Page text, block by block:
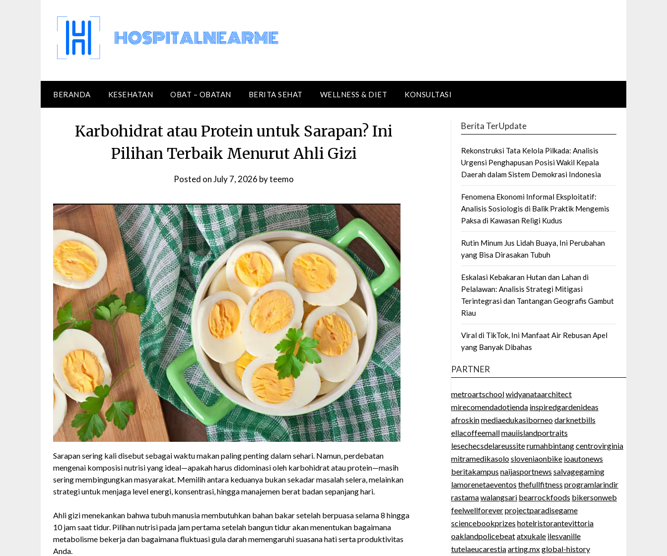
BERANDA KESEHATAN OBAT – OBATAN BERITA SEHAT WELLNESS & DIET KONSULTASI
Karbohidrat atau Protein untuk Sarapan? Ini
Pilihan Terbaik Menurut Ahli Gizi
Posted onJuly 7, 2026 byteemo
Sarapan sering kali disebut sebagai waktu makan paling penting dalam sehari. Namun, perdebatan
mengenai komposisi nutrisi yang ideal—apakah harus didominasi oleh karbohidrat atau protein—masih
sering membingungkan masyarakat. Memilih antara keduanya bukan sekadar masalah selera, melainkan
strategi untuk menjaga level energi, konsentrasi, hingga manajemen berat badan sepanjang hari.
Ahli gizi menekankan bahwa tubuh manusia membutuhkan bahan bakar setelah berpuasa selama 8 hingga
10 jam saat tidur. Pilihan nutrisi pada jam pertama setelah bangun tidur akan menentukan bagaimana
metabolisme bekerja dan bagaimana fluktuasi gula darah memengaruhi suasana hati serta produktivitas
Anda.
Berita TerUpdate
Rekonstruksi Tata Kelola Pilkada: Analisis
Urgensi Penghapusan Posisi Wakil Kepala
Daerah dalam Sistem Demokrasi Indonesia
Fenomena Ekonomi Informal Eksploitatif:
Analisis Sosiologis di Balik Praktik Mengemis
Paksa di Kawasan Religi Kudus
Rutin Minum Jus Lidah Buaya, Ini Perubahan
yang Bisa Dirasakan Tubuh
Eskalasi Kebakaran Hutan dan Lahan di
Pelalawan: Analisis Strategi Mitigasi
Terintegrasi dan Tantangan Geografis Gambut
Riau
Viral di TikTok, Ini Manfaat Air Rebusan Apel
yang Banyak Dibahas
PARTNER
metroartschoolwidyanataarchitect
mirecomendadotienda inspiredgardenideas
afroskinmediaedukasiborneodarknetbills
ellacoffeemallmauiislandportraits
lesechecsdelareussiterumahbintangcentrovirginia
mitramedikasolosloveniaonbike ioautonews
beritakampus naijasportnews salvagegaming
lamorenetaeventos thefullfitness programlarindir
rastamawalangsari bearrockfoods bikersonweb
feelwellforeverprojectparadisegame
sciencebookprizes hotelristorantevittoria
oaklandpolicebeatatxukale ilesvanille
tutelaeucarestiaarting.mxglobal-history